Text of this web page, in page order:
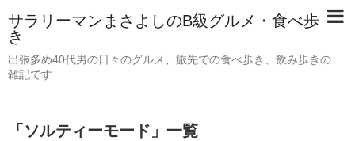
サラリーマンまさよしのB級グルメ・食べ歩
き
出張多め40代男の日々のグルメ、旅先での食べ歩き、飲み歩きの
雑記です
「 ソルティーモード 」 一覧